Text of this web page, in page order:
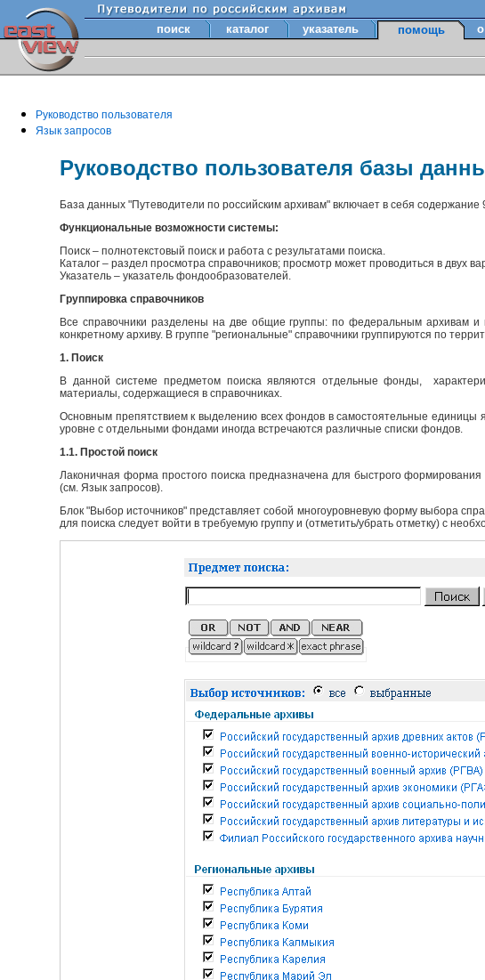
поиск каталог указатель помощь
Руководство пользователя
Язык запросов
Руководство пользователя базы
База данных "Путеводители по российским архивам" включает в себя
Функциональные возможности системы:
Поиск – полнотекстовый поиск и работа с результатами поиска.
Каталог – раздел просмотра справочников; просмотр может проводиться в двух
Указатель – указатель фондообразователей.
Группировка справочников
Все справочники разделены на две общие группы: по федеральным архивам и
конкретному архиву. В группе "региональные" справочники группируются по
1. Поиск
В данной системе предметом поиска являются отдельные фонды,
материалы, содержащиеся в справочниках.
Основным препятствием к выделению всех фондов в самостоятельные единицы
уровне с отдельными фондами иногда встречаются различные списки фондов.
1.1. Простой поиск
Лаконичная форма простого поиска предназначена для быстрого
(см. Язык запросов).
Блок "Выбор источников" представляет собой многоуровневую форму выбора
для поиска следует войти в требуемую группу и (отметить/убрать отметку) с